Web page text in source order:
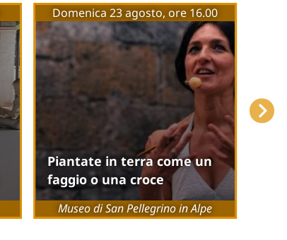
Domenica 23 agosto, ore 16.00
Piantate in terra come un
faggio o una croce
Museo di San Pellegrino in Alpe